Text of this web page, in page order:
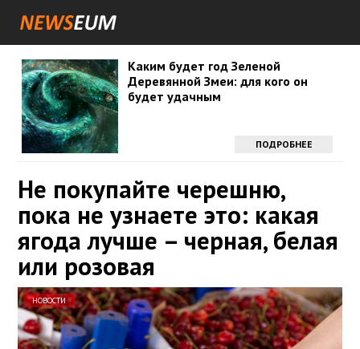
Каким будет год Зеленой
Деревянной Змеи: для кого он
будет удачным
ПОДРОБНЕЕ
Не покупайте черешню,
пока не узнаете это: какая
ягода лучше – черная, белая
или розовая
НОВОСТИ